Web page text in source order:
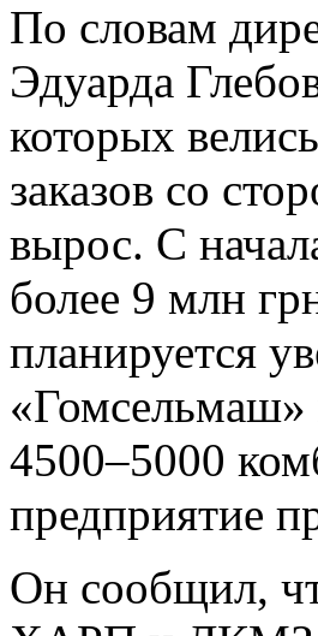
По словам
Эдуарда
которых
заказов со
вырос. С
более 9 млн
планируется
«Гомсельмаш»
4500–5000
предприятие
Он сообщил,